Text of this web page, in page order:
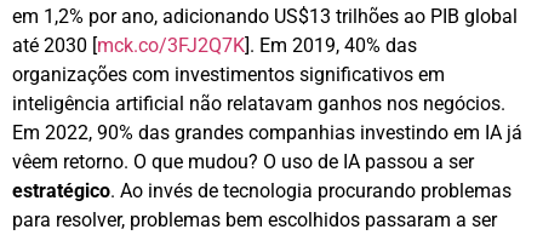
em 1,2% por ano, adicionando US$13 trilhões ao PIB global
até 2030 [mck.co/3FJ2Q7K]. Em 2019, 40% das
organizações com investimentos significativos em
inteligência artificial não relatavam ganhos nos negócios.
Em 2022, 90% das grandes companhias investindo em IA já
vêem retorno. O que mudou? O uso de IA passou a ser
estratégico. Ao invés de tecnologia procurando problemas
para resolver, problemas bem escolhidos passaram a ser